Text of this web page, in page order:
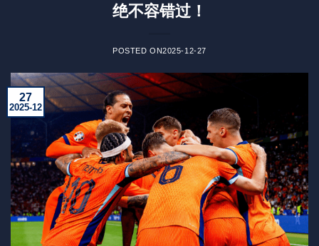
绝不容错过！
POSTED ON2025-12-27
27
2025-12